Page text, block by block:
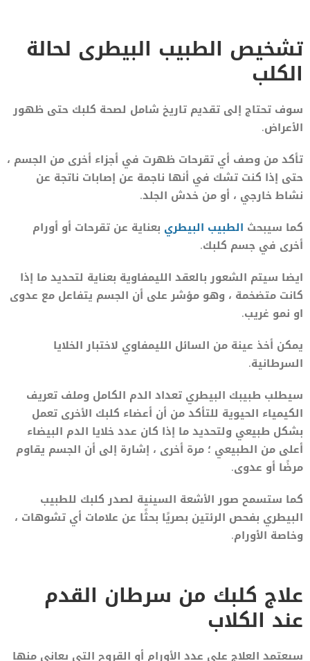
تشخيص الطبيب البيطرى لحالة
الكلب
سوف تحتاج إلى تقديم تاريخ شامل لصحة كلبك حتى ظهور
الأعراض.
تأكد من وصف أي تقرحات ظهرت في أجزاء أخرى من الجسم ،
حتى إذا كنت تشك في أنها ناجمة عن إصابات ناتجة عن
نشاط خارجي ، أو من خدش الجلد.
كما سيبحث الطبيب البيطري بعناية عن تقرحات أو أورام
أخرى في جسم كلبك.
ايضا سيتم الشعور بالعقد الليمفاوية بعناية لتحديد ما إذا
كانت متضخمة ، وهو مؤشر على أن الجسم يتفاعل مع عدوى
او نمو غريب.
يمكن أخذ عينة من السائل الليمفاوي لاختبار الخلايا
السرطانية.
سيطلب طبيبك البيطري تعداد الدم الكامل وملف تعريف
الكيمياء الحيوية للتأكد من أن أعضاء كلبك الأخرى تعمل
بشكل طبيعي ولتحديد ما إذا كان عدد خلايا الدم البيضاء
أعلى من الطبيعي ؛ مرة أخرى ، إشارة إلى أن الجسم يقاوم
مرضًا أو عدوى.
كما ستسمح صور الأشعة السينية لصدر كلبك للطبيب
البيطري بفحص الرئتين بصريًا بحثًا عن علامات أي تشوهات ،
وخاصة الأورام.
علاج كلبك من سرطان القدم
عند الكلاب
سيعتمد العلاج على عدد الأورام أو القروح التي يعاني منها